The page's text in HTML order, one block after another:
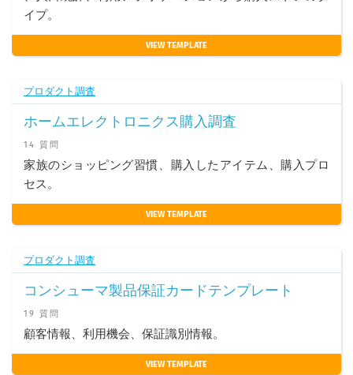
イプ。
VIEW TEMPLATE
プロダクト調査
ホームエレクトロニクス購入調査
14 質問
家族のショッピング習慣、購入したアイテム、購入プロ
セス。
VIEW TEMPLATE
プロダクト調査
コンシューマ製品保証カードテンプレート
19 質問
顧客情報、利用機会、保証識別情報。
VIEW TEMPLATE